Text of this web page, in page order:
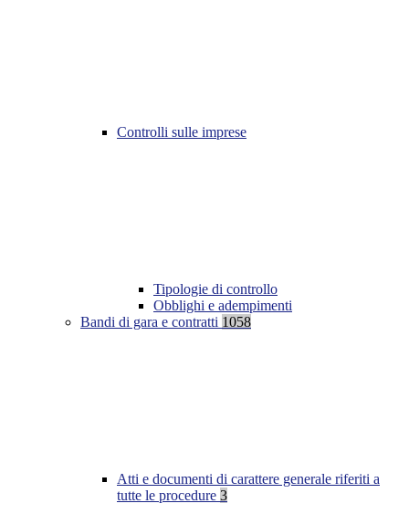
Controlli sulle imprese
Tipologie di controllo
Obblighi e adempimenti
Bandi di gara e contratti 1058
Atti e documenti di carattere generale riferiti a
tutte le procedure 3